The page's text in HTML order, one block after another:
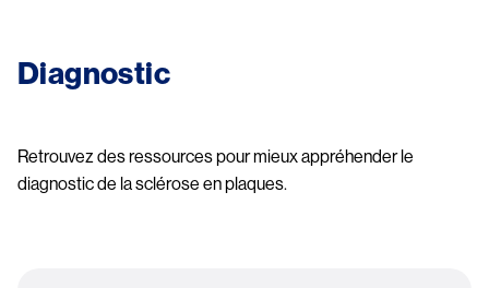
Diagnostic
Retrouvez des ressources pour mieux appréhender le
diagnostic de la sclérose en plaques.